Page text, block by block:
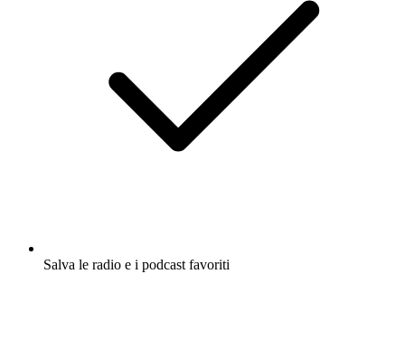
Salva le radio e i podcast favoriti